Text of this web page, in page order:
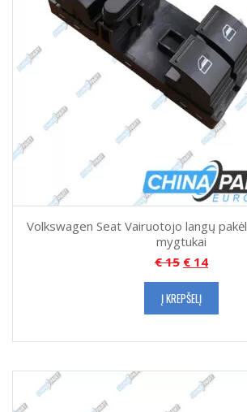
Volkswagen Seat Vairuotojo langų
mygtukai
€15 € 14
Į KREPŠELĮ